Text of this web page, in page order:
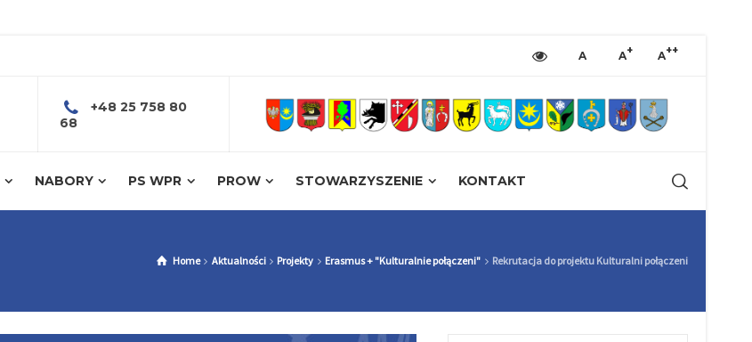
A A+ A++
+48 25 758 80
68
NABORY PS WPR PROW STOWARZYSZENIE KONTAKT
Home Aktualności Projekty Erasmus + "Kulturalnie połączeni" Rekrutacja do projektu Kulturalni połączeni